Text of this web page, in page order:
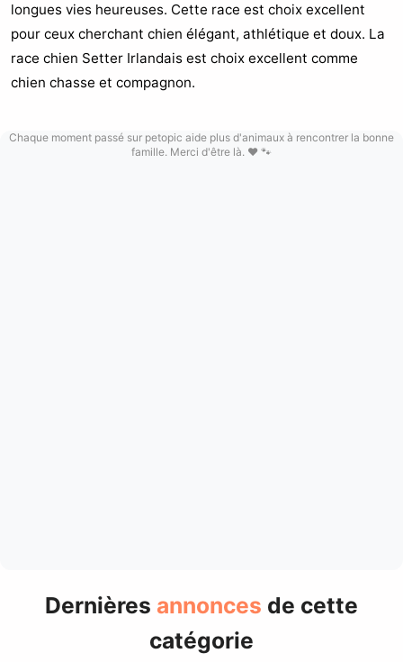
longues vies heureuses. Cette race est choix excellent
pour ceux cherchant chien élégant, athlétique et doux. La
race chien Setter Irlandais est choix excellent comme
chien chasse et compagnon.
Chaque moment passé sur petopic aide plus d'animaux à rencontrer la bonne
famille. Merci d'être là. ❤️ 🐾
Dernières annonces de cette
catégorie